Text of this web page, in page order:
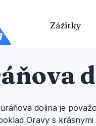
Zážitky
dolina je
Oravy s